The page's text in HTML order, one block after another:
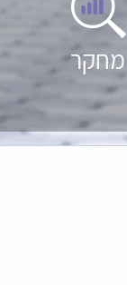
מחקר